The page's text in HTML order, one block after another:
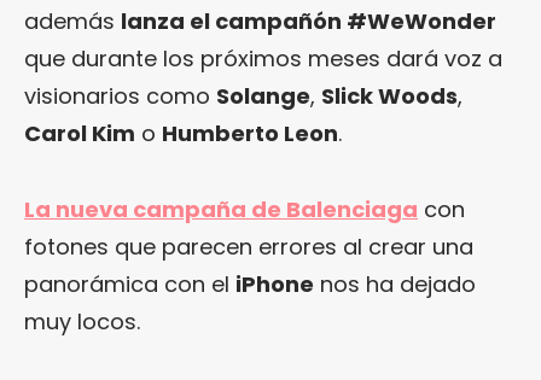
además lanza el campañón #WeWonder
que durante los próximos meses dará voz a
visionarios como Solange, Slick Woods,
Carol Kim o Humberto Leon.
La nueva campaña de Balenciaga con
fotones que parecen errores al crear una
panorámica con el iPhone nos ha dejado
muy locos.